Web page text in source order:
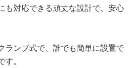
も対応できる頑丈な設計で、安心
ランプ式で、誰でも簡単に設置で
。